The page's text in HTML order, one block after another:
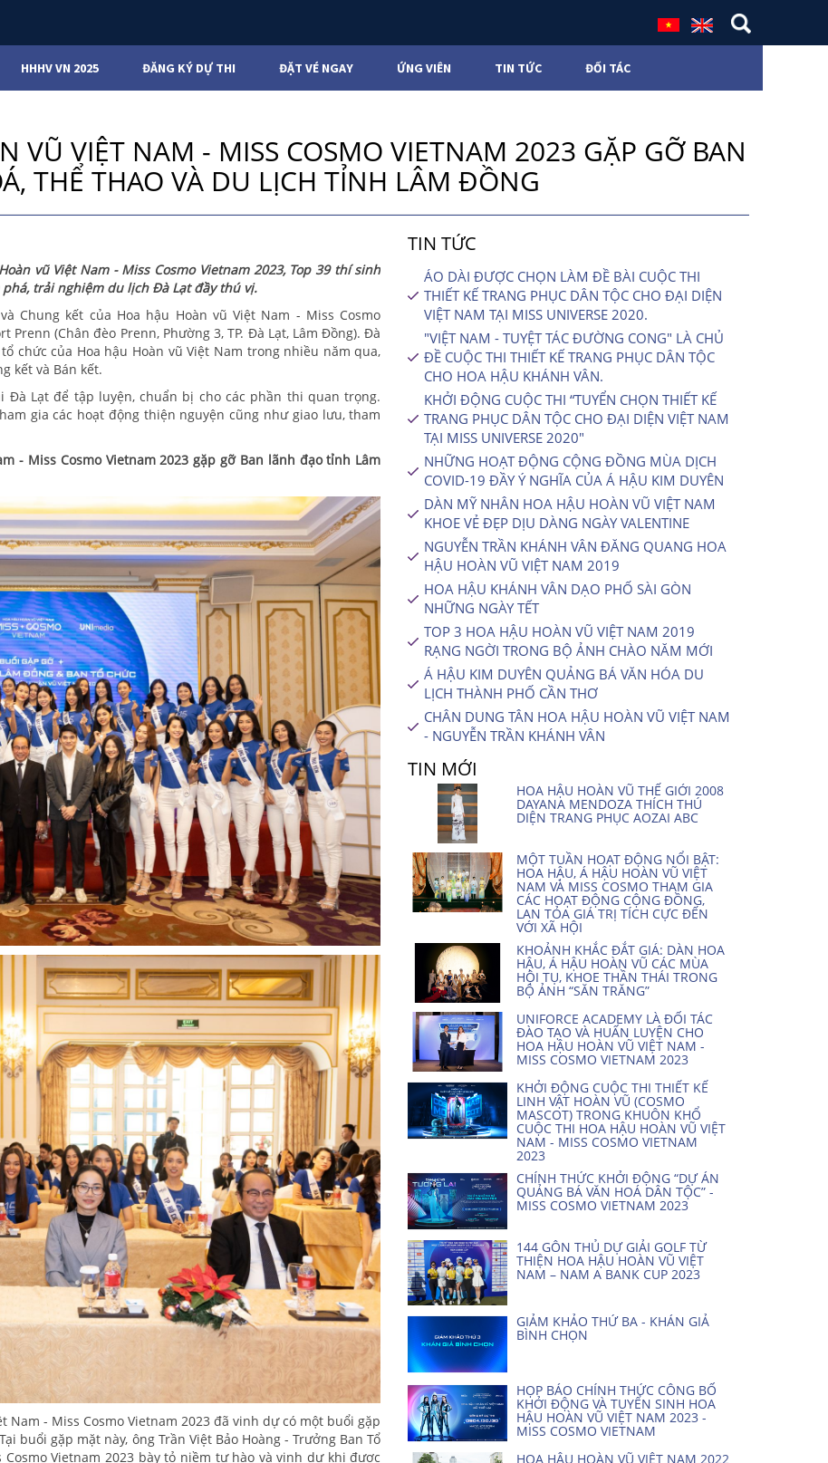
HHHV VN 2025 ĐĂNG KÝ DỰ THI ĐẶT VÉ NGAY ỨNG VIÊN TIN TỨC ĐỐI TÁC
VŨ VIỆT NAM - MISS COSMO VIETNAM 2023 GẶP GỠ BAN
THỂ THAO VÀ DU LỊCH TỈNH LÂM ĐỒNG
vũ Việt Nam - Miss Cosmo Vietnam 2023, Top 39 thí sinh
trải nghiệm du lịch Đà Lạt đầy thú vị.
Chung kết của Hoa hậu Hoàn vũ Việt Nam - Miss Cosmo
(Chân đèo Prenn, Phường 3, TP. Đà Lạt, Lâm Đồng). Đà
chức của Hoa hậu Hoàn vũ Việt Nam trong nhiều năm qua,
kết và Bán kết.
Đà Lạt để tập luyện, chuẩn bị cho các phần thi quan trọng.
gia các hoạt động thiện nguyện cũng như giao lưu, tham
- Miss Cosmo Vietnam 2023 gặp gỡ Ban lãnh đạo tỉnh Lâm
Nam - Miss Cosmo Vietnam 2023 đã vinh dự có một buổi gặp
buổi gặp mặt này, ông Trần Việt Bảo Hoàng - Trưởng Ban Tổ
Vietnam 2023 bày tỏ niềm tự hào và vinh dự khi được
TIN TỨC
ÁO DÀI ĐƯỢC CHỌN LÀM ĐỀ BÀI CUỘC THI
THIẾT KẾ TRANG PHỤC DÂN TỘC CHO ĐẠI DIỆN
VIỆT NAM TẠI MISS UNIVERSE 2020.
"VIỆT NAM - TUYỆT TÁC ĐƯỜNG CONG" LÀ CHỦ
ĐỀ CUỘC THI THIẾT KẾ TRANG PHỤC DÂN TỘC
CHO HOA HẬU KHÁNH VÂN.
KHỞI ĐỘNG CUỘC THI “TUYỂN CHỌN THIẾT KẾ
TRANG PHỤC DÂN TỘC CHO ĐẠI DIỆN VIỆT NAM
TẠI MISS UNIVERSE 2020″
NHỮNG HOẠT ĐỘNG CỘNG ĐỒNG MÙA DỊCH
COVID-19 ĐẦY Ý NGHĨA CỦA Á HẬU KIM DUYÊN
DÀN MỸ NHÂN HOA HẬU HOÀN VŨ VIỆT NAM
KHOE VẺ ĐẸP DỊU DÀNG NGÀY VALENTINE
NGUYỄN TRẦN KHÁNH VÂN ĐĂNG QUANG HOA
HẬU HOÀN VŨ VIỆT NAM 2019
HOA HẬU KHÁNH VÂN DẠO PHỐ SÀI GÒN
NHỮNG NGÀY TẾT
TOP 3 HOA HẬU HOÀN VŨ VIỆT NAM 2019
RẠNG NGỜI TRONG BỘ ẢNH CHÀO NĂM MỚI
Á HẬU KIM DUYÊN QUẢNG BÁ VĂN HÓA DU
LỊCH THÀNH PHỐ CẦN THƠ
CHÂN DUNG TÂN HOA HẬU HOÀN VŨ VIỆT NAM
- NGUYỄN TRẦN KHÁNH VÂN
TIN MỚI
HOA HẬU HOÀN VŨ THẾ GIỚI 2008
DAYANA MENDOZA THÍCH THÚ
DIỆN TRANG PHỤC AOZAI ABC
MỘT TUẦN HOẠT ĐỘNG NỔI BẬT:
HOA HẬU, Á HẬU HOÀN VŨ VIỆT
NAM VÀ MISS COSMO THAM GIA
CÁC HOẠT ĐỘNG CỘNG ĐỒNG,
LAN TỎA GIÁ TRỊ TÍCH CỰC ĐẾN
VỚI XÃ HỘI
KHOẢNH KHẮC ĐẮT GIÁ: DÀN HOA
HẬU, Á HẬU HOÀN VŨ CÁC MÙA
HỘI TỤ, KHOE THẦN THÁI TRONG
BỘ ẢNH “SĂN TRĂNG”
UNIFORCE ACADEMY LÀ ĐỐI TÁC
ĐÀO TẠO VÀ HUẤN LUYỆN CHO
HOA HẬU HOÀN VŨ VIỆT NAM -
MISS COSMO VIETNAM 2023
KHỞI ĐỘNG CUỘC THI THIẾT KẾ
LINH VẬT HOÀN VŨ (COSMO
MASCOT) TRONG KHUÔN KHỔ
CUỘC THI HOA HẬU HOÀN VŨ VIỆT
NAM - MISS COSMO VIETNAM
2023
CHÍNH THỨC KHỞI ĐỘNG “DỰ ÁN
QUẢNG BÁ VĂN HOÁ DÂN TỘC” -
MISS COSMO VIETNAM 2023
144 GÔN THỦ DỰ GIẢI GOLF TỪ
THIỆN HOA HẬU HOÀN VŨ VIỆT
NAM – NAM A BANK CUP 2023
GIẢM KHẢO THỨ BA - KHÁN GIẢ
BÌNH CHỌN
HỌP BÁO CHÍNH THỨC CÔNG BỐ
KHỞI ĐỘNG VÀ TUYỂN SINH HOA
HẬU HOÀN VŨ VIỆT NAM 2023 -
MISS COSMO VIETNAM
HOA HẬU HOÀN VŨ VIỆT NAM 2022